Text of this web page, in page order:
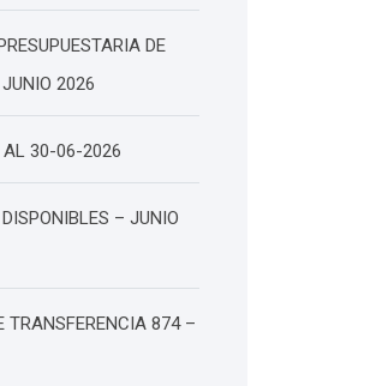
DE
2026
AL 30-06-2026
– JUNIO
TRANSFERENCIA 874 –